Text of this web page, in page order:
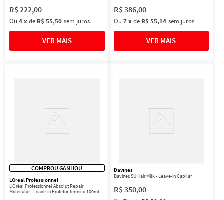
R$222,00
Ou 4xde R$ 55,50 sem juros
R$386,00
Ou 7 xde R$ 55,14 sem juros
COMPROU GANHOU
LOreal Professionnel
L'Oréal Professionnel Absolut Repair
Molecular - Leave-in Protetor Térmico 100ml
Davines
Davines SU Hair Milk - Leave-in Capilar
R$350,00